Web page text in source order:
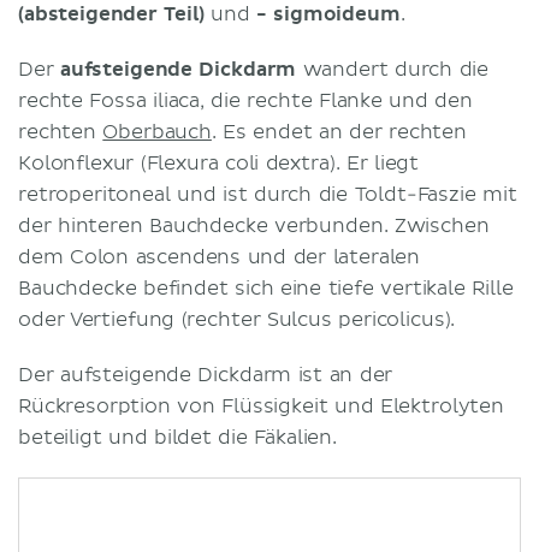
(absteigender Teil)und - sigmoideum.
Der aufsteigende Dickdarm wandert durch die
rechte Fossa iliaca, die rechte Flanke und den
rechten Oberbauch. Es endet an der rechten
Kolonflexur (Flexura coli dextra). Er liegt
retroperitoneal und ist durch die Toldt-Faszie mit
der hinteren Bauchdecke verbunden. Zwischen
dem Colon ascendens und der lateralen
Bauchdecke befindet sich eine tiefe vertikale Rille
oder Vertiefung (rechter Sulcus pericolicus).
Der aufsteigende Dickdarm ist an der
Rückresorption von Flüssigkeit und Elektrolyten
beteiligt und bildet die Fäkalien.